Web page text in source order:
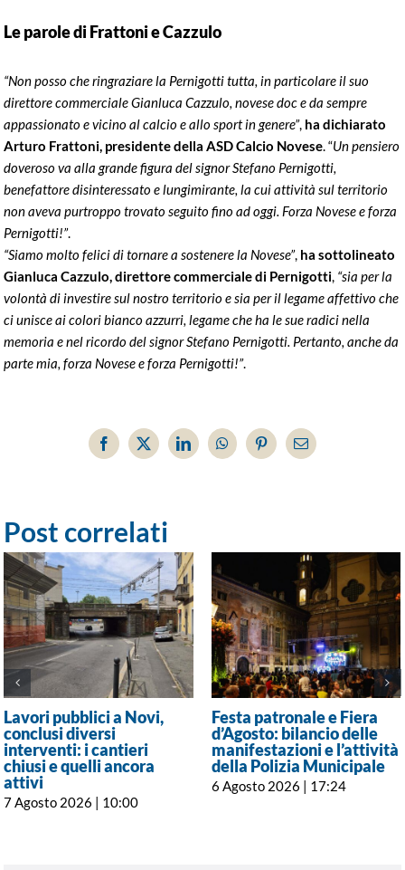
Le parole di Frattoni e Cazzulo
“Non posso che ringraziare la Pernigotti tutta, in particolare il suo
direttore commerciale Gianluca Cazzulo, novese doc e da sempre
appassionato e vicino al calcio e allo sport in genere”, ha dichiarato
Arturo Frattoni, presidente della ASD Calcio Novese. “Un pensiero
doveroso va alla grande figura del signor Stefano Pernigotti,
benefattore disinteressato e lungimirante, la cui attività sul territorio
non aveva purtroppo trovato seguito fino ad oggi. Forza Novese e forza
Pernigotti!”.
“Siamo molto felici di tornare a sostenere la Novese”, ha sottolineato
Gianluca Cazzulo, direttore commerciale di Pernigotti, “sia per la
volontà di investire sul nostro territorio e sia per il legame affettivo che
ci unisce ai colori bianco azzurri, legame che ha le sue radici nella
memoria e nel ricordo del signor Stefano Pernigotti. Pertanto, anche da
parte mia, forza Novese e forza Pernigotti!”.
Facebook
X LinkedInWhatsAppPinterestEmail
Post correlati
Lavori pubblici a Novi,
conclusi diversi
interventi: i cantieri
chiusi e quelli ancora
attivi
7 Agosto 2026 | 10:00
Festa patronale e Fiera
d’Agosto: bilancio delle
manifestazioni e l’attività
della Polizia Municipale
6 Agosto 2026 | 17:24